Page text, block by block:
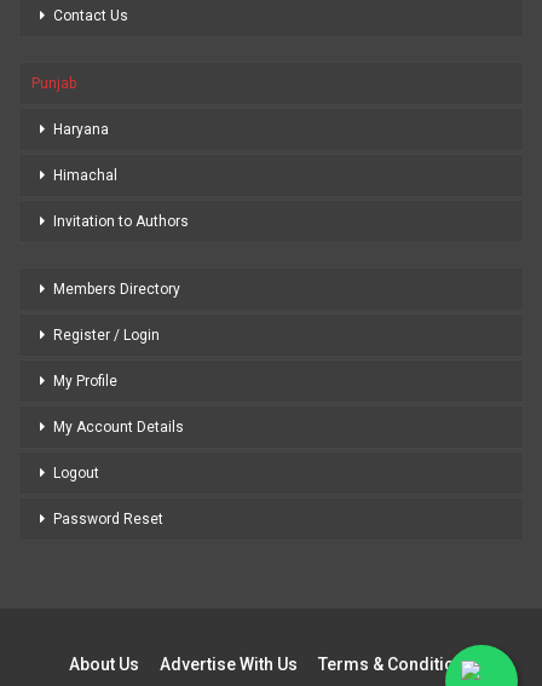
Contact Us
Punjab
Haryana
Himachal
Invitation to Authors
Members Directory
Register / Login
My Profile
My Account Details
Logout
Password Reset
About Us Advertise With Us Terms & Conditions